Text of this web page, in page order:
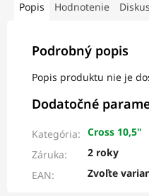
Popis Hodnotenie
Podrobný popis
Popis produktu nie je
Dodatočné
Kategória: Cross 10,5"
Záruka:
2 roky
EAN: Zvoľte